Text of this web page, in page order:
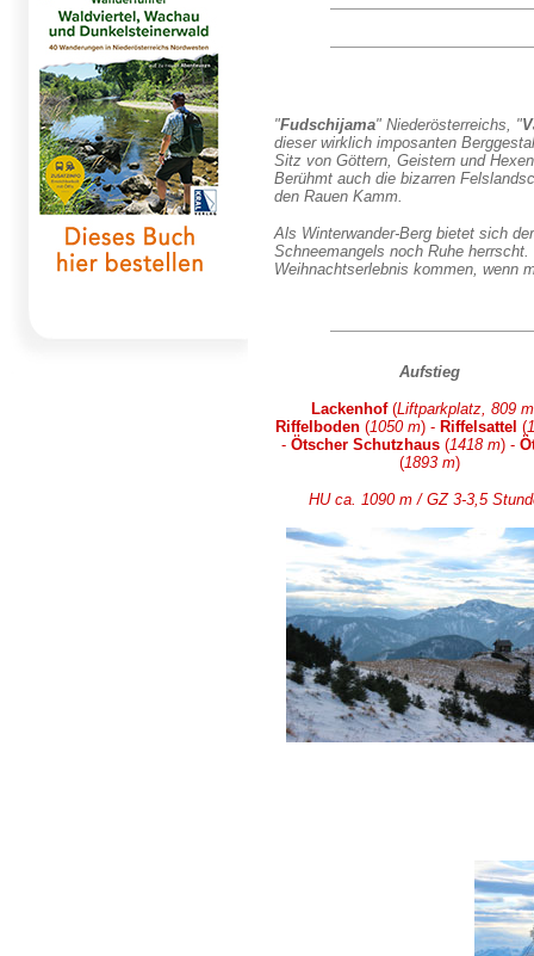
"Fudschijama" Niederösterreichs, "
dieser wirklich imposanten
Sitz von Göttern, Geistern und
Berühmt auch die bizarren
den Rauen Kamm.
Als Winterwander-Berg bietet sich
Schneemangels noch Ruhe
Weihnachtserlebnis kommen, wenn
Aufstieg
Lackenhof (Liftparkplatz, 809 m
Riffelboden (1050 m) - Riffelsattel (
- Ötscher Schutzhaus (1418 m) -
(1893 m)
HU ca. 1090 m / GZ 3-3,5